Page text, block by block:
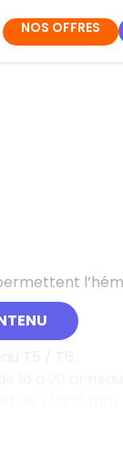
NOS OFFRES